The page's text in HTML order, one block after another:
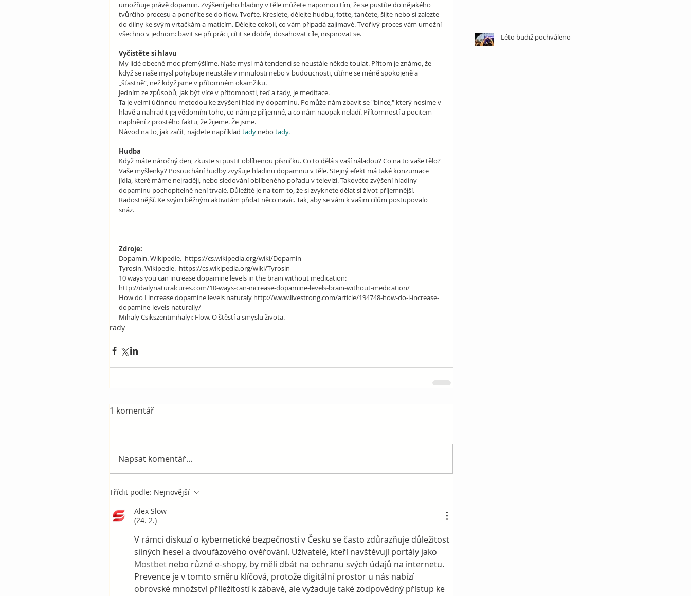
umožňuje právě dopamin. Zvýšení jeho hladiny v těle můžete napomoci tím, že se pustíte do nějakého
tvůrčího procesu a ponoříte se do flow. Tvořte. Kreslete, dělejte hudbu, foťte, tančete, šijte nebo si zalezte
do dílny ke svým vrtačkám a maticím. Dělejte cokoli, co vám připadá zajímavé. Tvořivý proces vám umožní
všechno v jednom: bavit se při práci, cítit se dobře, dosahovat cíle, inspirovat se.
Vyčistěte si hlavu
My lidé obecně moc přemýšlíme. Naše mysl má tendenci se neustále někde toulat. Přitom je známo, že
když se naše mysl pohybuje neustále v minulosti nebo v budoucnosti, cítíme se méně spokojeně a
„šťastně“, než když jsme v přítomném okamžiku.
Jedním ze způsobů, jak být více v přítomnosti, teď a tady, je meditace.
Ta je velmi účinnou metodou ke zvýšení hladiny dopaminu. Pomůže nám zbavit se "bince," který nosíme v
hlavě a nahradit jej vědomím toho, co nám je příjemné, a co nám naopak neladí. Přítomností a pocitem
naplnění z prostého faktu, že žijeme. Že jsme.
Návod na to, jak začít, najdete například tady nebo tady.
Hudba
Když máte náročný den, zkuste si pustit oblíbenou písničku. Co to dělá s vaší náladou? Co na to vaše tělo?
Vaše myšlenky? Posouchání hudby zvyšuje hladinu dopaminu v těle. Stejný efekt má také konzumace
jídla, které máme nejraději, nebo sledování oblíbeného pořadu v televizi. Takovéto zvýšení hladiny
dopaminu pochopitelně není trvalé. Důležité je na tom to, že si zvyknete dělat si život příjemnější.
Radostnější. Ke svým běžným aktivitám přidat něco navíc. Tak, aby se vám k vašim cílům postupovalo
snáz.
Zdroje:
Dopamin. Wikipedie.  https://cs.wikipedia.org/wiki/Dopamin
Tyrosin. Wikipedie.  https://cs.wikipedia.org/wiki/Tyrosin
10 ways you can increase dopamine levels in the brain without medication:
http://dailynaturalcures.com/10-ways-can-increase-dopamine-levels-brain-without-medication/
How do I increase dopamine levels naturaly http://www.livestrong.com/article/194748-how-do-i-increase-
dopamine-levels-naturally/
Mihaly Csikszentmihalyi: Flow. O štěstí a smyslu života.
rady
1 komentář
Napsat komentář...
Třídit podle: Nejnovější
Alex Slow
(24. 2.)
V rámci diskuzí o kybernetické bezpečnosti v Česku se často zdůrazňuje důležitost
silných hesel a dvoufázového ověřování. Uživatelé, kteří navštěvují portály jako
Mostbet nebo různé e-shopy, by měli dbát na ochranu svých údajů na internetu.
Prevence je v tomto směru klíčová, protože digitální prostor u nás nabízí
obrovské množství příležitostí k zábavě, ale vyžaduje také zodpovědný přístup ke
Léto budiž pochváleno